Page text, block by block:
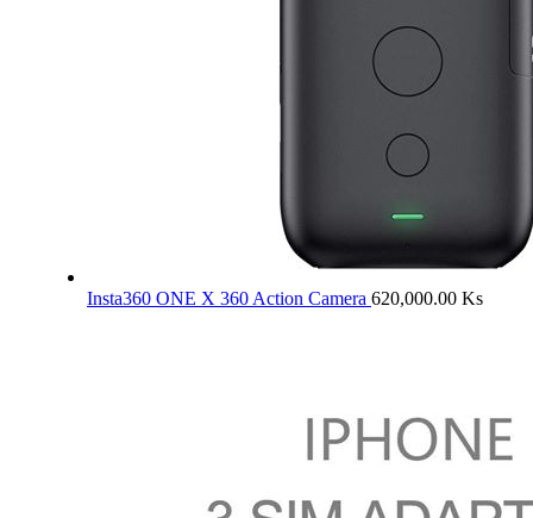
Insta360 ONE X 360 Action Camera 620,000.00 Ks